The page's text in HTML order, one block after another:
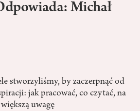
Michał
stworzyliśmy, by zaczerpnąć od
jak pracować, co czytać, na
uwagę